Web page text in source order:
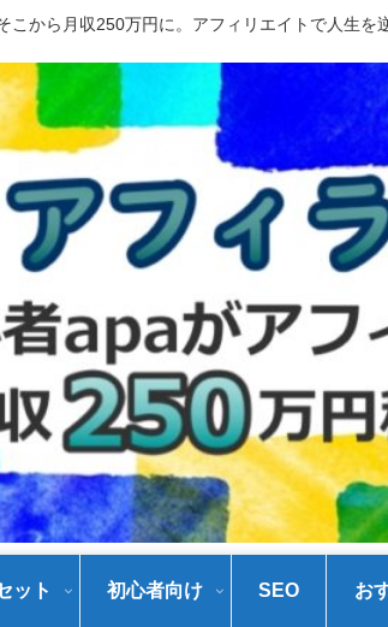
から月収250万円に。アフィリエイトで人生を
ット 初心者向け SEO お